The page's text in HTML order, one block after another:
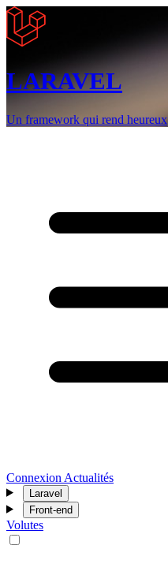
LARAVEL
Un framework qui rend heureux
Connexion Actualités
Laravel
Front-end
Volutes